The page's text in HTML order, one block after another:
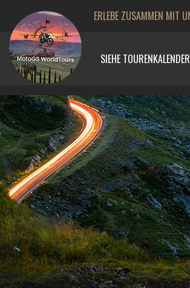
ERLEBE ZUSAMMEN MIT
SIEHE TOURENKALENDER